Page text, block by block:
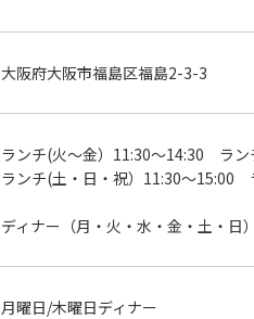
大阪府大阪市福島区福島2-3-3
ランチ(火～金）11:30～14:30 ラン
ランチ(土・日・祝）11:30～15:00
ディナー（月・火・水・金・土・
月曜日/木曜日ディナー